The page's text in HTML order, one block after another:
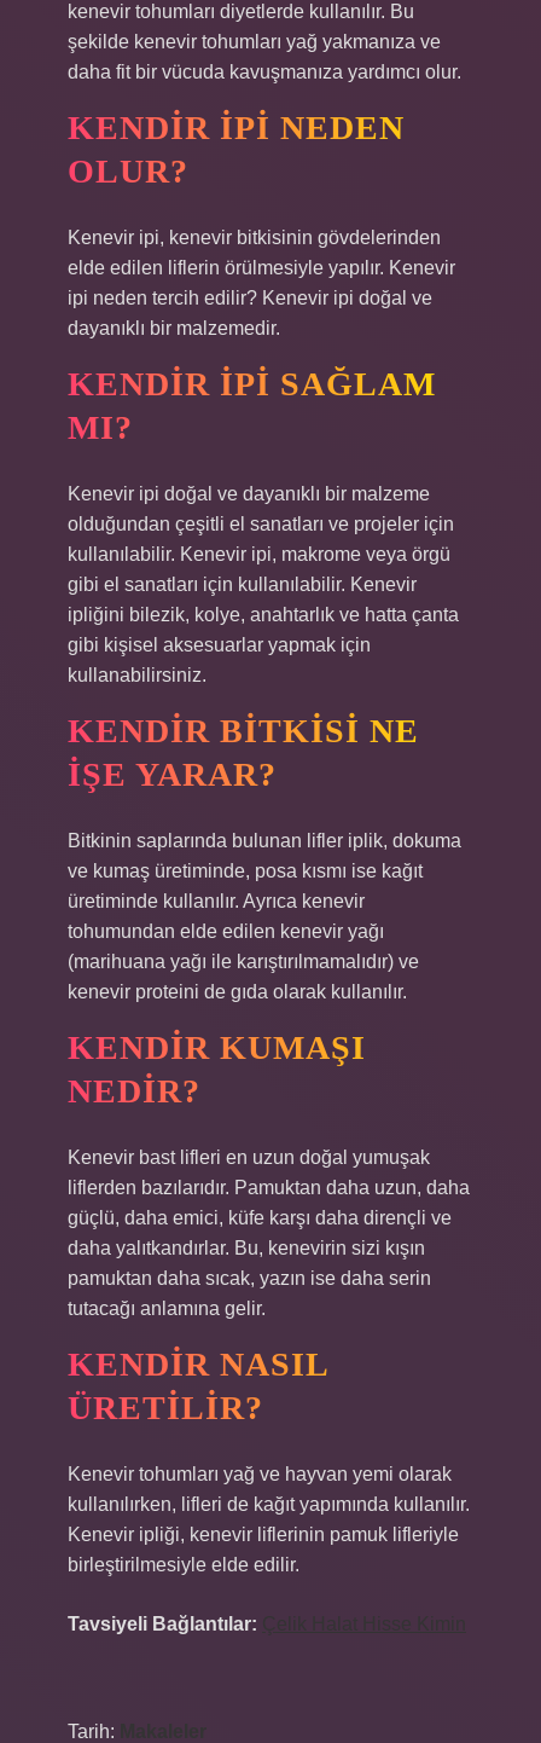
kenevir tohumları diyetlerde kullanılır. Bu
şekilde kenevir tohumları yağ yakmanıza ve
daha fit bir vücuda kavuşmanıza yardımcı olur.
KENDIR IPI NEDEN
OLUR?
Kenevir ipi, kenevir bitkisinin gövdelerinden
elde edilen liflerin örülmesiyle yapılır. Kenevir
ipi neden tercih edilir? Kenevir ipi doğal ve
dayanıklı bir malzemedir.
KENDIR IPI SAĞLAM
MI?
Kenevir ipi doğal ve dayanıklı bir malzeme
olduğundan çeşitli el sanatları ve projeler için
kullanılabilir. Kenevir ipi, makrome veya örgü
gibi el sanatları için kullanılabilir. Kenevir
ipliğini bilezik, kolye, anahtarlık ve hatta çanta
gibi kişisel aksesuarlar yapmak için
kullanabilirsiniz.
KENDIR BITKISI NE
IŞE YARAR?
Bitkinin saplarında bulunan lifler iplik, dokuma
ve kumaş üretiminde, posa kısmı ise kağıt
üretiminde kullanılır. Ayrıca kenevir
tohumundan elde edilen kenevir yağı
(marihuana yağı ile karıştırılmamalıdır) ve
kenevir proteini de gıda olarak kullanılır.
KENDIR KUMAŞI
NEDIR?
Kenevir bast lifleri en uzun doğal yumuşak
liflerden bazılarıdır. Pamuktan daha uzun, daha
güçlü, daha emici, küfe karşı daha dirençli ve
daha yalıtkandırlar. Bu, kenevirin sizi kışın
pamuktan daha sıcak, yazın ise daha serin
tutacağı anlamına gelir.
KENDIR NASIL
ÜRETILIR?
Kenevir tohumları yağ ve hayvan yemi olarak
kullanılırken, lifleri de kağıt yapımında kullanılır.
Kenevir ipliği, kenevir liflerinin pamuk lifleriyle
birleştirilmesiyle elde edilir.
Tavsiyeli Bağlantılar:
Tarih: